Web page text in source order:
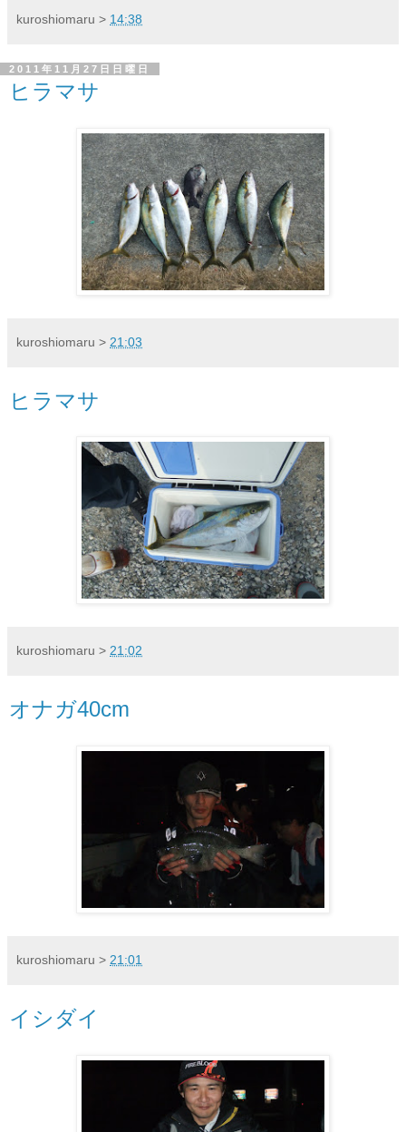
kuroshiomaru > 14:38
2011年11月27日日曜日
ヒラマサ
kuroshiomaru > 21:03
ヒラマサ
kuroshiomaru > 21:02
オナガ40cm
kuroshiomaru > 21:01
イシダイ